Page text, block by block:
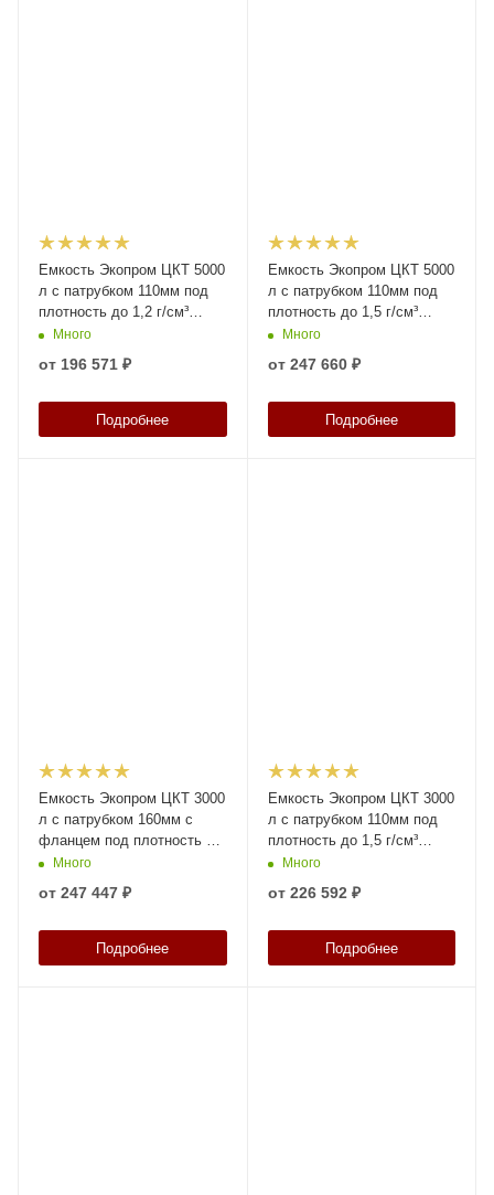
Емкость Экопром ЦКТ 5000
л с патрубком 110мм под
плотность до 1,2 г/см³
белая в обрешетке New
Много
от 196 571 ₽
Подробнее
Емкость Экопром ЦКТ 5000
л с патрубком 110мм под
плотность до 1,5 г/см³
белая в обрешетке New
Много
от 247 660 ₽
Подробнее
Емкость Экопром ЦКТ 3000
л с патрубком 160мм с
фланцем под плотность до
1,5 г/см³ белая в обрешетке
Много
от 247 447 ₽
Подробнее
Емкость Экопром ЦКТ 3000
л с патрубком 110мм под
плотность до 1,5 г/см³
белая в обрешетке с
Много
от 226 592 ₽
Подробнее